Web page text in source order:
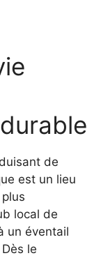
de
est un lieu
local de
un éventail
le